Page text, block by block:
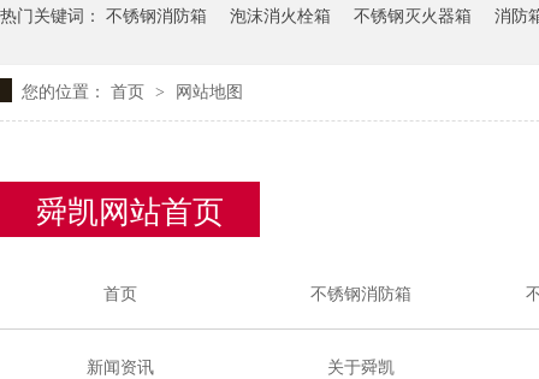
热门关键词： 不锈钢消防箱 泡沫消火栓箱 不锈钢灭火器箱 消防
您的位置： 首页 > 网站地图
舜凯网站首页
首页 不锈钢消防箱
新闻资讯 关于舜凯